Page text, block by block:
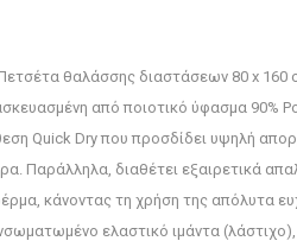
θαλάσσης διαστάσεων 80 x 160
από ποιοτικό ύφασμα 90%
Quick Dry που προσδίδει υψηλή
Παράλληλα, διαθέτει εξαιρετικά
κάνοντας τη χρήση της απόλυτα
ελαστικό ιμάντα